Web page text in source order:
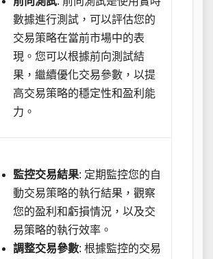
數據進行測試，可以評估您的
交易策略在當前市場中的表
現。您可以根據前向測試結
果，繼續優化交易參數，以提
高交易策略的穩定性和盈利能
力。
監控交易結果: 定期監控您的自
動交易策略的執行結果，觀察
您的盈利和虧損情況，以及交
易策略的執行效率。
調整交易參數: 根據監控的交易